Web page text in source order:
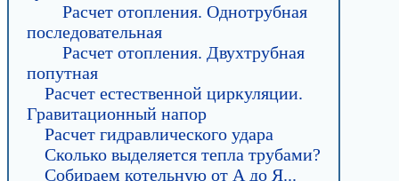
Расчет отопления. Однотрубная
последовательная
Расчет отопления. Двухтрубная
попутная
Расчет естественной циркуляции.
Гравитационный напор
Расчет гидравлического удара
Сколько выделяется тепла трубами?
Собираем котельную от А до Я...